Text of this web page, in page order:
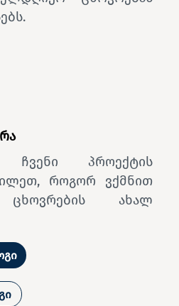
ჩვენი პროექტის
როგორ ვქმნით
ცხოვრების ახალ